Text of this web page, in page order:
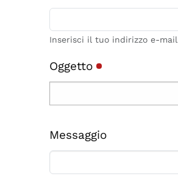
Inserisci il tuo indirizzo e-
Oggetto
Messaggio